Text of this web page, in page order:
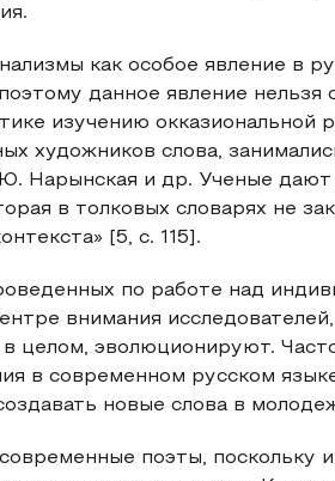
как особое явление в
данное явление нельзя
изучению окказиональной
художников слова,
Нарынская и др. Ученые
в толковых словарях не
[5, с. 115].
по работе над
внимания
целом, эволюционируют.
в современном русском
новые слова в
поэты, поскольку